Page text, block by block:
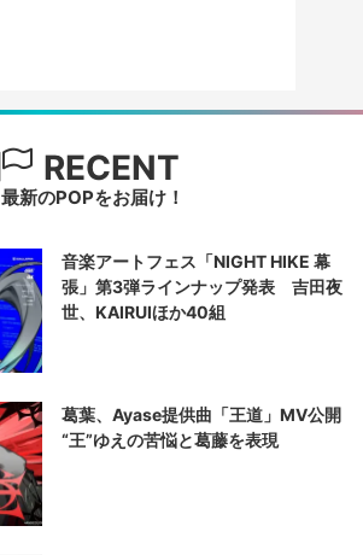
RECENT
最新のPOPをお届け！
音楽アートフェス「NIGHT HIKE 幕
張」第3弾ラインナップ発表 吉田夜
世、KAIRUIほか40組
葛葉、Ayase提供曲「王道」MV公開
“王”ゆえの苦悩と葛藤を表現